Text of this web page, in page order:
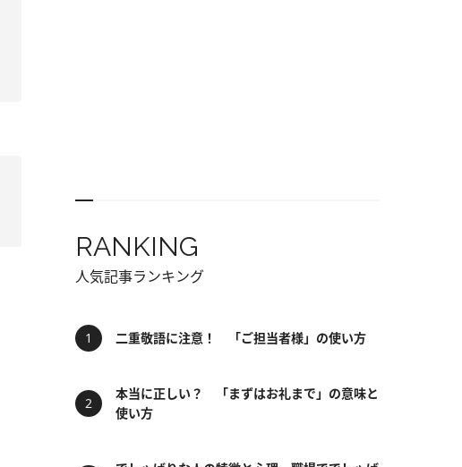
RANKING
人気記事ランキング
二重敬語に注意！ 「ご担当者様」の使い方
本当に正しい？ 「まずはお礼まで」の意味と
使い方